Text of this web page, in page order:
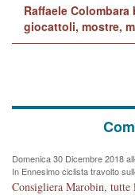
Raffaele
giocattoli, mostre,
Domenica 30 Dicembre 2018
In Ennesimo ciclista travolto
Comune si svegli"